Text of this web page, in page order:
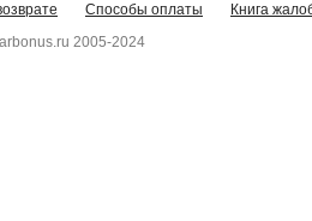
Способы оплаты Книга
2005-2024